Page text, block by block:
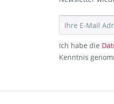
Ich habe die
Kenntnis